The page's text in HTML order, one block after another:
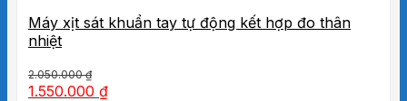
Máy xịt sát khuẩn tay tự động kết hợp đo thân
nhiệt
2.050.000₫
1.550.000 ₫